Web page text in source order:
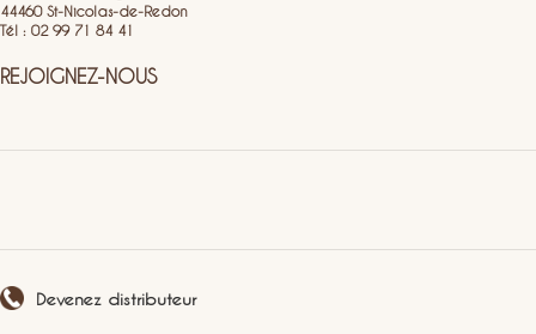
44460 St-Nicolas-de-Redon
Tél : 02 99 71 84 41
REJOIGNEZ-NOUS
Devenez distributeur